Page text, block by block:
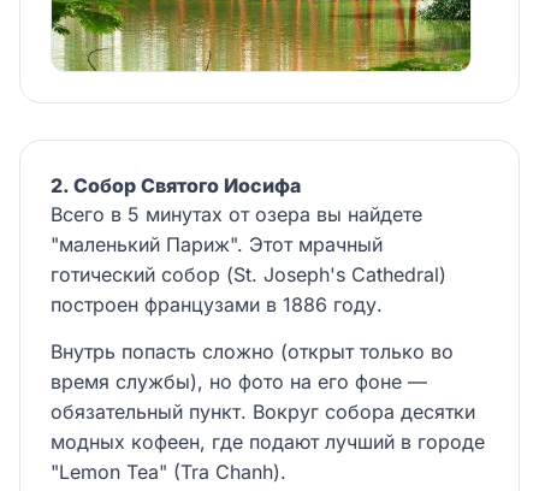
2. Собор Святого Иосифа
Всего в 5 минутах от озера вы найдете
"маленький Париж". Этот мрачный
готический собор (St. Joseph's Cathedral)
построен французами в 1886 году.
Внутрь попасть сложно (открыт только во
время службы), но фото на его фоне —
обязательный пункт. Вокруг собора десятки
модных кофеен, где подают лучший в городе
"Lemon Tea" (Tra Chanh).